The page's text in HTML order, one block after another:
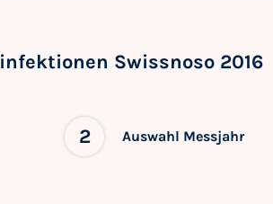
Swissnoso 2016
2 Auswahl Messjahr